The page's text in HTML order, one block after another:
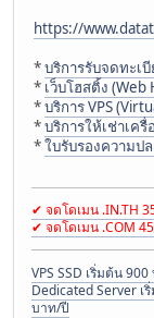
https://
*บริการรับจดทะเ
* เว็บโฮสติ้ง (Web
*บริการ VPS
*บริการให้เช่าเค
*ใบรับรองความป
✔ จดโดเมน .IN.TH
✔ จดโดเมน .COM
VPS SSD เริ่มต้น
Dedicated Server เ
บาท/ปี